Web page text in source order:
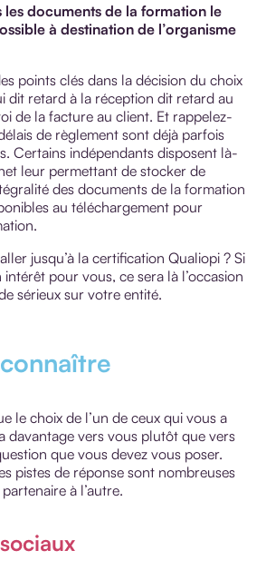
les documents de la formation le
à destination de l’organisme
points clés dans la décision du choix
dit retard à la réception dit retard au
de la facture au client. Et rappelez-
de règlement sont déjà parfois
Certains indépendants disposent là-
leur permettant de stocker de
des documents de la formation
au téléchargement pour
jusqu’à la certification Qualiopi ? Si
pour vous, ce sera là l’occasion
sérieux sur votre entité.
le choix de l’un de ceux qui vous a
davantage vers vous plutôt que vers
que vous devez vous poser.
pistes de réponse sont nombreuses
à l’autre.